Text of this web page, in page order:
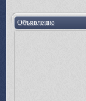
Объявление